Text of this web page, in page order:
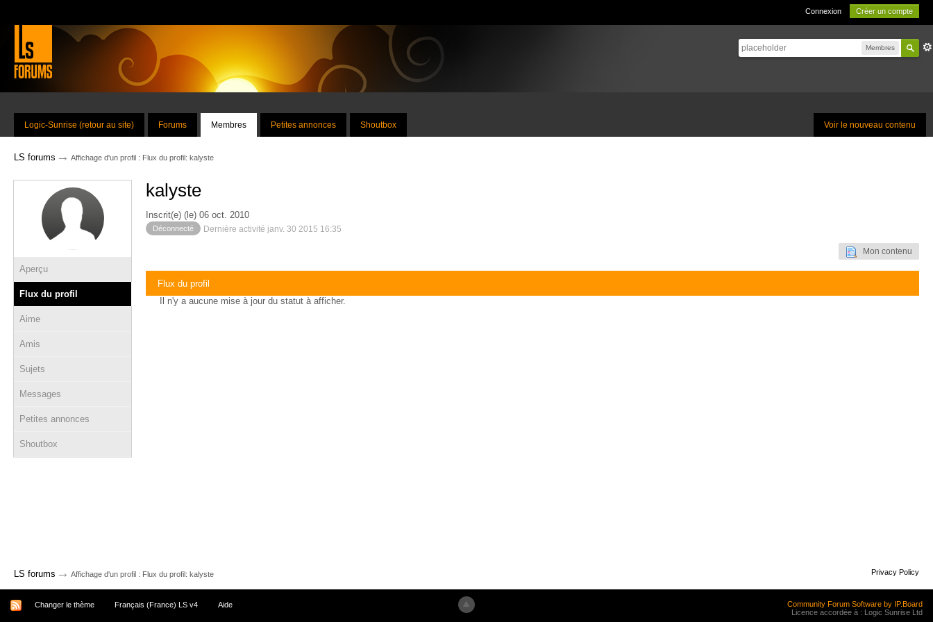
Connexion Créer un compte
Membres
Voir le nouveau contenu
Logic-Sunrise (retour au site) Forums Membres Petites annonces Shoutbox
LS forums → Affichage d'un profil : Flux du profil: kalyste
Aperçu
Flux du profil
Aime
Amis
Sujets
Messages
Petites annonces
Shoutbox
kalyste
Inscrit(e) (le) 06 oct. 2010
Déconnecté Dernière activité janv. 30 2015 16:35
Mon contenu
Flux du profil
Il n'y a aucune mise à jour du statut à afficher.
LS forums → Affichage d'un profil : Flux du profil: kalyste Privacy Policy
Changer le thème Français (France) LS v4 Aide
Community Forum Software by IP.Board
Licence accordée à : Logic Sunrise Ltd